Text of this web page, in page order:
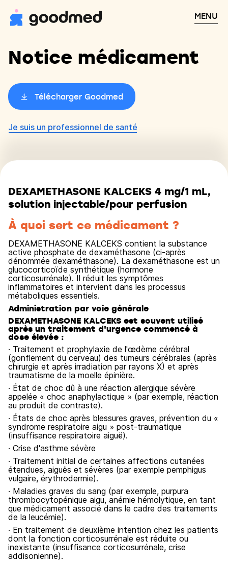
MENU
Notice médicament
Télécharger Goodmed
Je suis un professionnel de santé
DEXAMETHASONE KALCEKS 4 mg/1 mL,
solution injectable/pour perfusion
À quoi sert ce médicament ?
DEXAMETHASONE KALCEKS contient la substance
active phosphate de dexaméthasone (ci-après
dénommée dexaméthasone). La dexaméthasone est un
glucocorticoïde synthétique (hormone
corticosurrénale). Il réduit les symptômes
inflammatoires et intervient dans les processus
métaboliques essentiels.
Administration par voie générale
DEXAMETHASONE KALCEKS est souvent utilisé
après un traitement d'urgence commencé à
dose élevée :
· Traitement et prophylaxie de l'œdème cérébral
(gonflement du cerveau) des tumeurs cérébrales (après
chirurgie et après irradiation par rayons X) et après
traumatisme de la moelle épinière.
· État de choc dû à une réaction allergique sévère
appelée « choc anaphylactique » (par exemple, réaction
au produit de contraste).
· États de choc après blessures graves, prévention du «
syndrome respiratoire aigu » post-traumatique
(insuffisance respiratoire aiguë).
· Crise d'asthme sévère
· Traitement initial de certaines affections cutanées
étendues, aiguës et sévères (par exemple pemphigus
vulgaire, érythrodermie).
· Maladies graves du sang (par exemple, purpura
thrombocytopénique aigu, anémie hémolytique, en tant
que médicament associé dans le cadre des traitements
de la leucémie).
· En traitement de deuxième intention chez les patients
dont la fonction corticosurrénale est réduite ou
inexistante (insuffisance corticosurrénale, crise
addisonienne).